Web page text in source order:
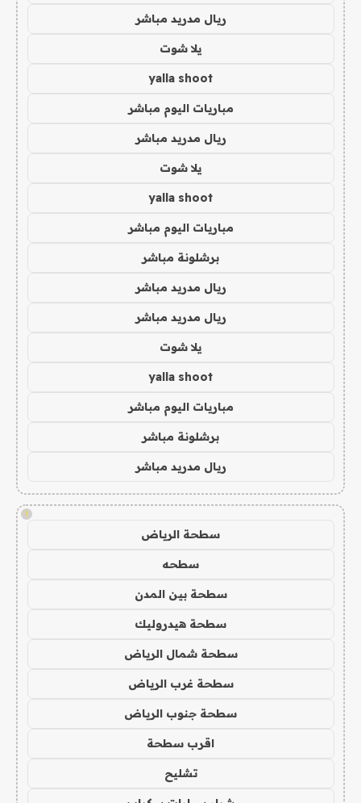
ريال مدريد مباشر
يلا شوت
yalla shoot
مباريات اليوم مباشر
ريال مدريد مباشر
يلا شوت
yalla shoot
مباريات اليوم مباشر
برشلونة مباشر
ريال مدريد مباشر
ريال مدريد مباشر
يلا شوت
yalla shoot
مباريات اليوم مباشر
برشلونة مباشر
ريال مدريد مباشر
!
سطحة الرياض
سطحه
سطحة بين المدن
سطحة هيدروليك
سطحة شمال الرياض
سطحة غرب الرياض
سطحة جنوب الرياض
اقرب سطحة
تشليح